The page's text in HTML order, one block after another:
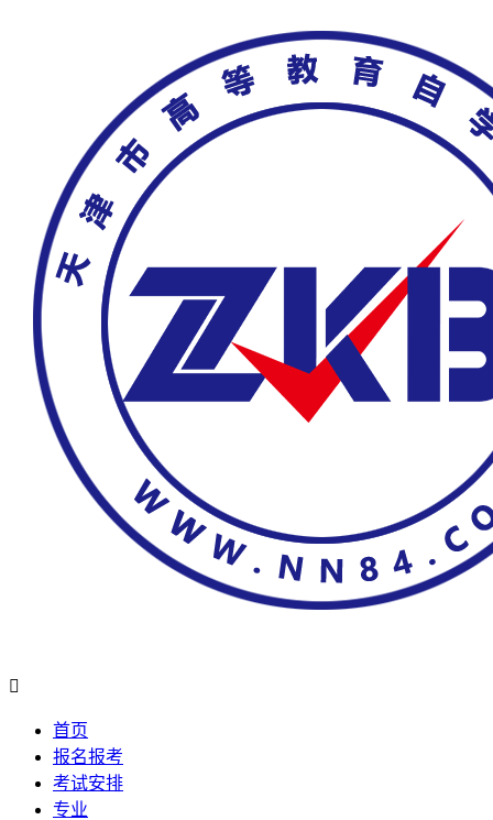

首页
报名报考
考试安排
专业